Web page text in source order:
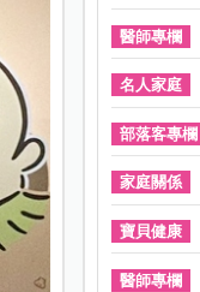
醫師專欄
名人家庭
部落客專欄
家庭關係
寶貝健康
醫師專欄